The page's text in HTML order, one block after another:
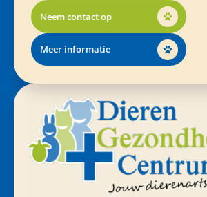
Neem contact op
Meer informatie